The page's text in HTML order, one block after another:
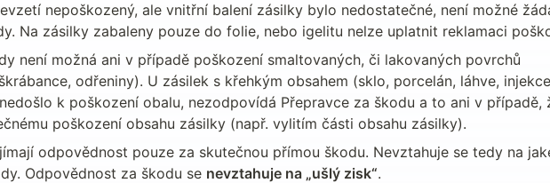
nepoškozený, ale vnitřní balení zásilky bylo nedostatečné, není možné
Na zásilky zabaleny pouze do folie, nebo igelitu nelze uplatnit reklamaci
není možná ani v případě poškození smaltovaných, či lakovaných povrchů
odřeniny). U zásilek s křehkým obsahem (sklo, porcelán, láhve,
k poškození obalu, nezodpovídá Přepravce za škodu a to ani v případě,
poškození obsahu zásilky (např. vylitím části obsahu zásilky).
odpovědnost pouze za skutečnou přímou škodu. Nevztahuje se tedy na
Odpovědnost za škodu se nevztahuje na „ušlý zisk“.